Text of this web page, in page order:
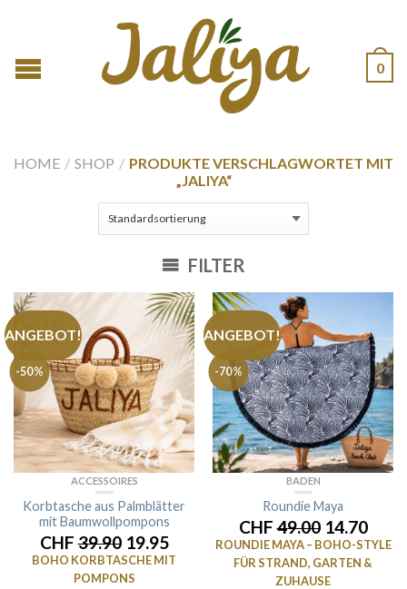
0
HOME / SHOP / PRODUKTE VERSCHLAGWORTET MIT
„JALIYA“
FILTER
-50%
ANGEBOT!
ACCESSOIRES
Korbtasche aus Palmblätter
mit Baumwollpompons
CHF39.9019.95
BOHO KORBTASCHE MIT
POMPONS
-70%
ANGEBOT!
BADEN
Roundie Maya
CHF49.0014.70
ROUNDIE MAYA – BOHO-STYLE
FÜR STRAND, GARTEN &
ZUHAUSE